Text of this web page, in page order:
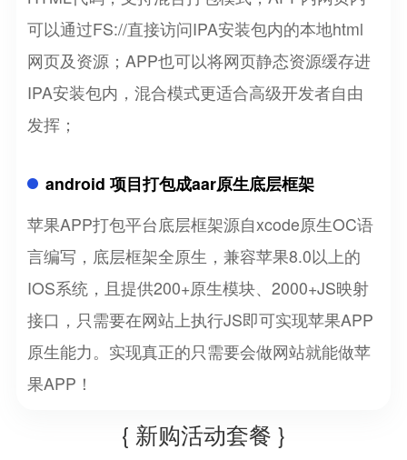
可以通过FS://直接访问IPA安装包内的本地html
网页及资源；APP也可以将网页静态资源缓存进
IPA安装包内，混合模式更适合高级开发者自由
发挥；
android 项目打包成aar原生底层框架
苹果APP打包平台底层框架源自xcode原生OC语
言编写，底层框架全原生，兼容苹果8.0以上的
IOS系统，且提供200+原生模块、2000+JS映射
接口，只需要在网站上执行JS即可实现苹果APP
原生能力。实现真正的只需要会做网站就能做苹
果APP！
{ 新购活动套餐 }